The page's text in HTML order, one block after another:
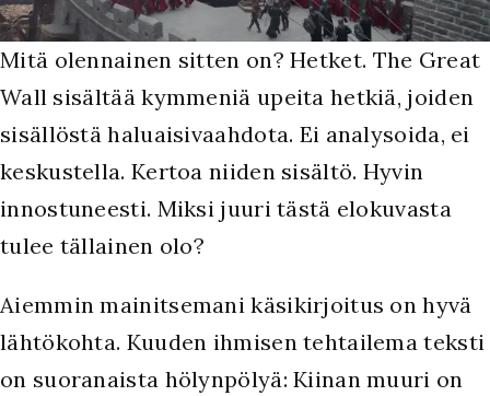
Mitä olennainen sitten on? Hetket. The Great
Wall sisältää kymmeniä upeita hetkiä, joiden
sisällöstä haluaisivaahdota. Ei analysoida, ei
keskustella. Kertoa niiden sisältö. Hyvin
innostuneesti. Miksi juuri tästä elokuvasta
tulee tällainen olo?
Aiemmin mainitsemani käsikirjoitus on hyvä
lähtökohta. Kuuden ihmisen tehtailema teksti
on suoranaista hölynpölyä: Kiinan muuri on